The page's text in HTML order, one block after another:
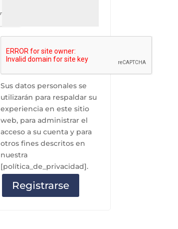
Sus datos personales se
utilizarán para respaldar su
experiencia en este sitio
web, para administrar el
acceso a su cuenta y para
otros fines descritos en
nuestra
[política_de_privacidad].
Registrarse